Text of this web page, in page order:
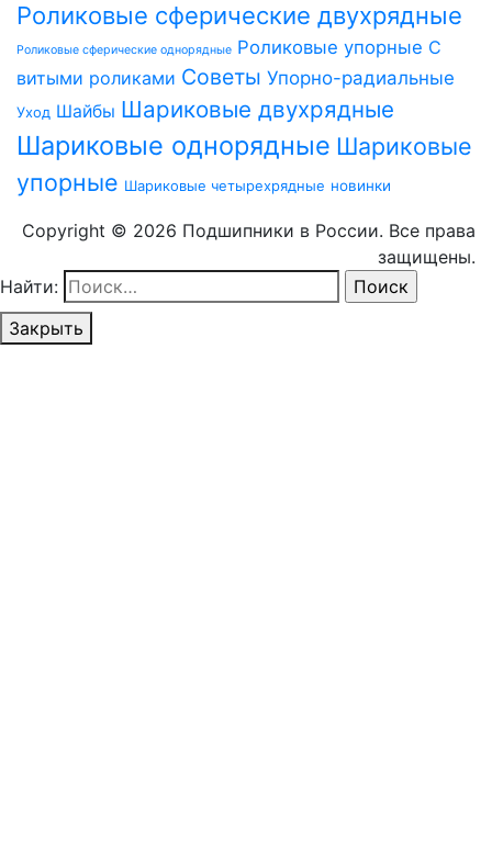
Роликовые сферические двухрядные
Роликовые сферические однорядные Роликовые упорные С
витыми роликами Советы Упорно-радиальные
Уход Шайбы Шариковые двухрядные
Шариковые однорядные Шариковые
упорные Шариковые четырехрядные новинки
Copyright © 2026 Подшипники в России. Все права
защищены.
Найти:
Закрыть